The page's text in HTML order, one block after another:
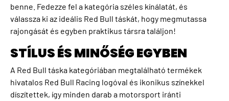
benne. Fedezze fel a kategória széles kínálatát, és
válassza ki az ideális Red Bull táskát, hogy megmutassa
rajongását és egyben praktikus társra találjon!
STÍLUS ÉS MINŐSÉG EGYBEN
A Red Bull táska kategóriában megtalálható termékek
hivatalos Red Bull Racing logóval és ikonikus színekkel
díszítettek, így minden darab a motorsport iránti